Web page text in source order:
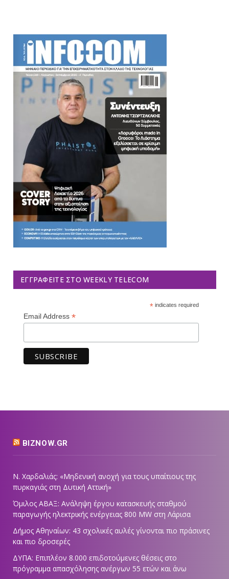
ΕΓΓΡΑΦΕΊΤΕ ΣΤΟ WEEKLY TELECOM
*indicates required
Email Address *
BIZNOW.GR
Ν. Χαρδαλιάς: «Μηδενική ανοχή για τους υπαίτιους της
πυρκαγιάς στη Δυτική Αττική»
Όμιλος ΑΒΑΞ: Ανάληψη έργου κατασκευής σταθμού
παραγωγής ηλεκτρικής ενέργειας 800 ΜW στη Λάρισα
Δήμος Αθηναίων: 43 σχολικές αυλές γίνονται πιο πράσινες
και πιο δροσερές
ΔΥΠΑ: Επιπλέον 8.000 επιδοτούμενες θέσεις στο
πρόγραμμα απασχόλησης ανέργων 55 ετών και άνω